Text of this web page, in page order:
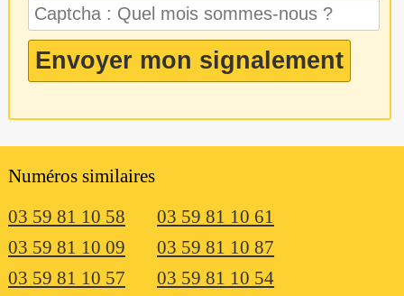
Numéros similaires
03 59 81 10 58
03 59 81 10 61
03 59 81 10 09
03 59 81 10 87
03 59 81 10 57
03 59 81 10 54